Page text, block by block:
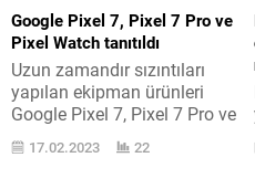
yayınlayacağı basın...
Google Pixel 7, Pixel 7 Pro ve
Pixel Watch tanıtıldı
Uzun zamandır sızıntıları
yapılan ekipman ürünleri
Google Pixel 7, Pixel 7 Pro ve
Pixel Watch sonunda resmi
olarak tanıtıldı. İnternet devi
17.02.2023 22